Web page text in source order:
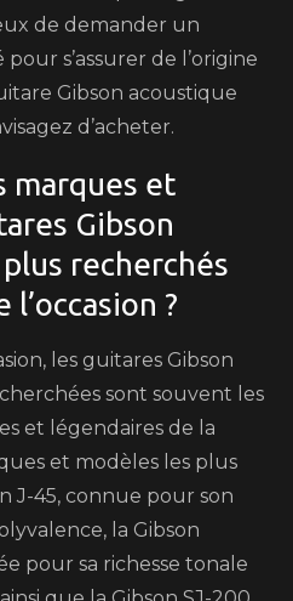
de demander un
s’assurer de l’origine
Gibson acoustique
d’acheter.
marques et
Gibson
recherchés
l’occasion ?
les guitares Gibson
sont souvent les
et légendaires de la
et modèles les plus
J-45, connue pour son
la Gibson
pour sa richesse tonale